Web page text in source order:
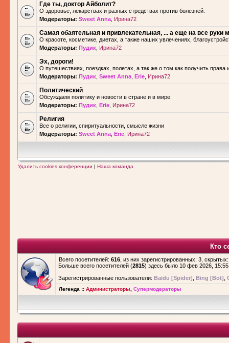
Где ты, доктор Айболит?
О здоровье, лекарствах и разных стредствах против болезней.
Модераторы: Sweet Anna Ирина72
Самая обаятельная и привлекательная, ... а еще на все руки
О красоте, косметике, диетах, а также наших увлечениях,
Модераторы: Пудик Ирина72
Эх, дороги!
О путешествиях, поездках, полетах, а так же о том как получить права
Модераторы: Пудик Sweet Anna Erie Ирина72
Политический
Обсуждаем политику и новости в стране и в мире.
Модераторы: Пудик Erie Ирина72
Религия
Все о религии, спиритуальности, смысле жизни
Модераторы: Sweet Anna Erie Ирина72
Удалить cookies конференции | Наша команда
Кто
Всего посетителей: 616 , из них зарегистрированных: 3,
Больше всего посетителей (2815) здесь было 10 фев 2026, 15:55
Зарегистрированные пользователи: Baidu [Spider] Bing [Bot]
Легенда :: Администраторы Супермодераторы